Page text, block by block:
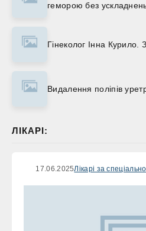
геморою без
Гінеколог Інна Курило.
Видалення поліпів
ЛІКАРІ:
17.06.2025Лікарі за